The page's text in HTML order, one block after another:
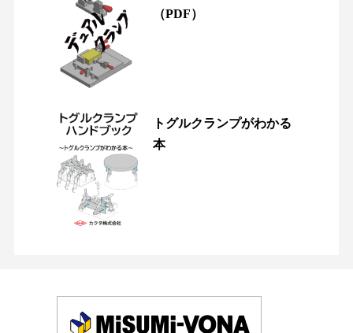
（PDF）
トグルクランプがわかる
本